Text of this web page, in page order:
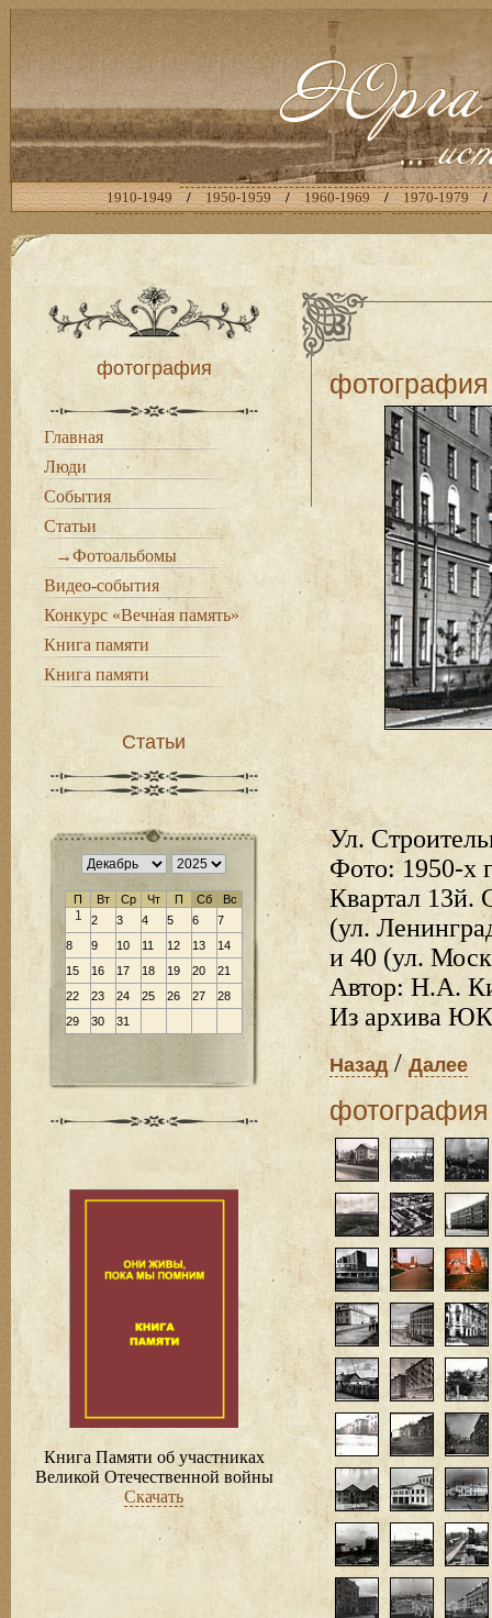
1910-1949 / 1950-1959 / 1960-1969 / 1970-1979 /
фотография
Главная
Люди
События
Статьи
→Фотоальбомы
Видео-события
Конкурс «Вечная память»
Книга памяти
Книга памяти
Статьи
П Вт Ср Чт П Сб Вс
1 2 3 4 5 6
7
8
9 10 11 12 13
14
15
16 17 18 19 20
21
22
23 24 25 26 27
28
29
30 31
Книга Памяти об участниках
Великой Отечественной войны
Скачать
фотография
Ул.
Фото: 1950-х
Квартал 13й.
(ул.
и 40 (ул.
Автор: Н.А.
Из архива
Назад /Далее
фотография